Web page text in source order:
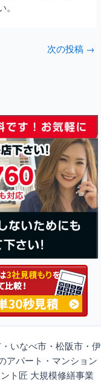
次の投稿 →
いなべ市・松阪市・伊
アパート・マンション
ト匠 大規模修繕事業